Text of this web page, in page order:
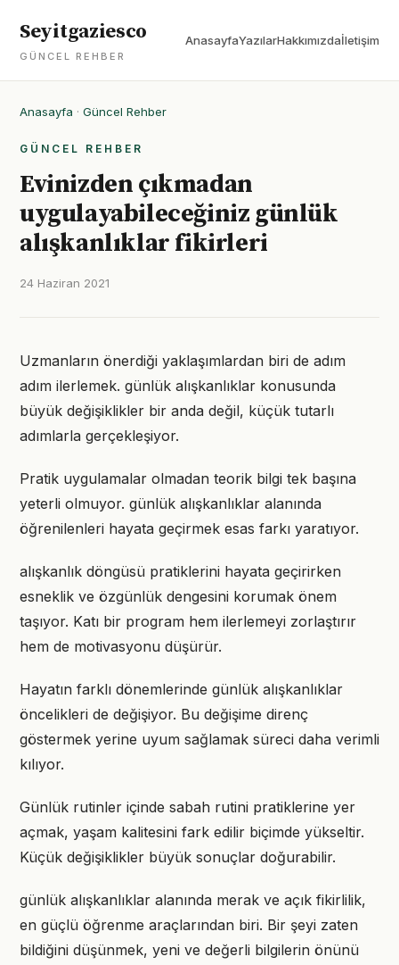
Seyitgaziesco
GÜNCEL REHBER
AnasayfaYazılarHakkımızdaİletişim
Anasayfa · Güncel Rehber
GÜNCEL REHBER
Evinizden çıkmadan
uygulayabileceğiniz günlük
alışkanlıklar fikirleri
24 Haziran 2021
Uzmanların önerdiği yaklaşımlardan biri de adım
adım ilerlemek. günlük alışkanlıklar konusunda
büyük değişiklikler bir anda değil, küçük tutarlı
adımlarla gerçekleşiyor.
Pratik uygulamalar olmadan teorik bilgi tek başına
yeterli olmuyor. günlük alışkanlıklar alanında
öğrenilenleri hayata geçirmek esas farkı yaratıyor.
alışkanlık döngüsü pratiklerini hayata geçirirken
esneklik ve özgünlük dengesini korumak önem
taşıyor. Katı bir program hem ilerlemeyi zorlaştırır
hem de motivasyonu düşürür.
Hayatın farklı dönemlerinde günlük alışkanlıklar
öncelikleri de değişiyor. Bu değişime direnç
göstermek yerine uyum sağlamak süreci daha verimli
kılıyor.
Günlük rutinler içinde sabah rutini pratiklerine yer
açmak, yaşam kalitesini fark edilir biçimde yükseltir.
Küçük değişiklikler büyük sonuçlar doğurabilir.
günlük alışkanlıklar alanında merak ve açık fikirlilik,
en güçlü öğrenme araçlarından biri. Bir şeyi zaten
bildiğini düşünmek, yeni ve değerli bilgilerin önünü